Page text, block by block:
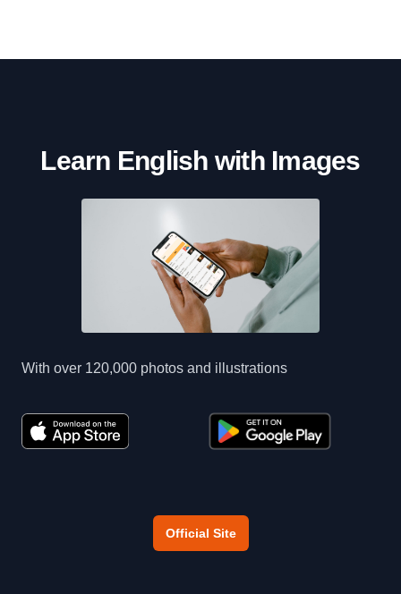
Learn English with Images
With over 120,000 photos and illustrations
Official Site